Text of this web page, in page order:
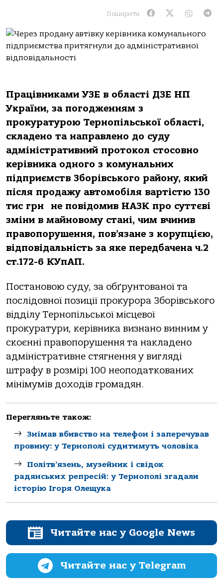
Поширити:
Працівниками УЗЕ в області ДЗЕ НП
України, за погодженням з
прокуратурою Тернопільської області,
складено та направлено до суду
адміністративний протокол стосовно
керівника одного з комунальних
підприємств Зборівського району, який
після продажу автомобіля вартістю 130
тис грн не повідомив НАЗК про суттєві
зміни в майновому стані, чим вчинив
правопорушення, пов’язане з корупцією,
відповідальність за яке передбачена ч.2
ст.172-6 КУпАП.
Постановою суду, за обґрунтованої та
послідовної позиції прокурора Зборівського
відділу Тернопільської місцевої
прокуратури, керівника визнано винним у
скоєнні правопорушення та накладено
адміністративне стягнення у вигляді
штрафу в розмірі 100 неоподаткованих
мінімумів доходів громадян.
Перегляньте також:
Знімав вбивство на телефон і заперечував
провину: у Тернополі судитимуть чоловіка
Політв’язень, музейник і свідок
радянських репресій: у Тернополі згадали
історію Ігоря Олещука
Читайте нас у Google News
Читайте нас у Telegram